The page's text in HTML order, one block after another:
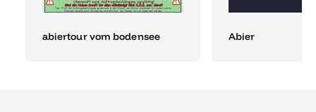
abiertour vom bodensee Abier